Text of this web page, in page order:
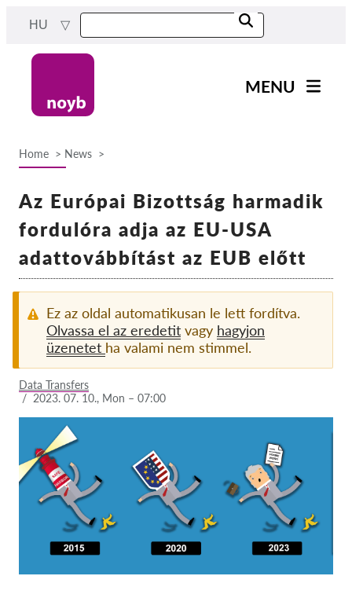
content
HU
MENU
Projektek
Exercise your rights!
Támogass bennnünket!
Tax deductability
Tagi Belépés
Rólunk
Csapat
Home News
Az Európai Bizottság harmadik
fordulóra adja az EU-USA
adattovábbítást az EUB előtt
Ez az oldal automatikusan le lett fordítva.
Olvassa el az eredetit vagy hagyjon
üzenetet ha valami nem stimmel.
Data Transfers
/ 2023. 07. 10., Mon – 07:00